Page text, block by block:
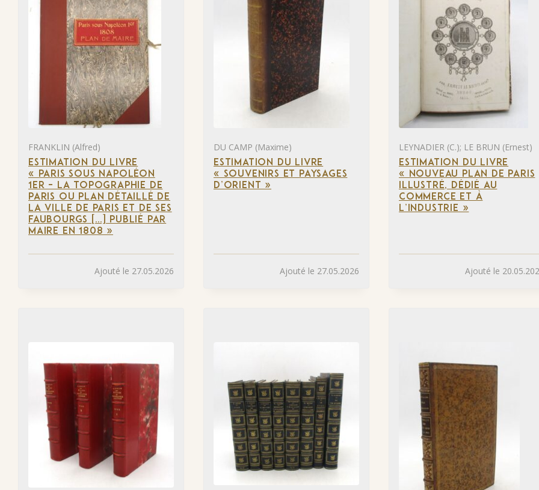
FRANKLIN (Alfred)
ESTIMATION DU LIVRE
« PARIS SOUS NAPOLÉON
1ER – LA TOPOGRAPHIE DE
PARIS OU PLAN DÉTAILLÉ DE
LA VILLE DE PARIS ET DE SES
FAUBOURGS […] PUBLIÉ PAR
MAIRE EN 1808 »
Ajouté le 27.05.2026
DU CAMP (Maxime)
ESTIMATION DU LIVRE
« SOUVENIRS ET PAYSAGES
D’ORIENT »
Ajouté le 27.05.2026
LEYNADIER (C.); LE BRUN (Ernest)
ESTIMATION DU LIVRE
« NOUVEAU PLAN DE PARIS
ILLUSTRÉ, DÉDIÉ AU
COMMERCE ET À
L’INDUSTRIE »
Ajouté le